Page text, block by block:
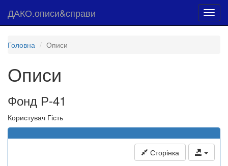
ДАКО.описи&справи
Головна Описи
Описи
Фонд Р-41
Користувач Гість
Сторінка